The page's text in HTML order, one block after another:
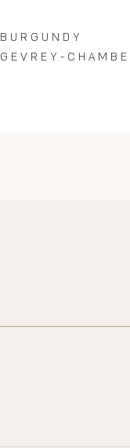
BURGUNDY
GEVREY-